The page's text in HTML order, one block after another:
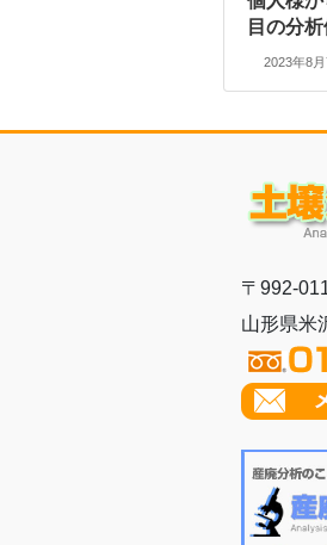
目の分
2023年8月
〒992-
山形県米